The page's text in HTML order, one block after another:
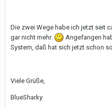
Die zwei Wege habe ich jetzt seit
gar nicht mehr.
Angefangen
System, daß hat sich jetzt schon
Viele Grüße,
BlueSharky